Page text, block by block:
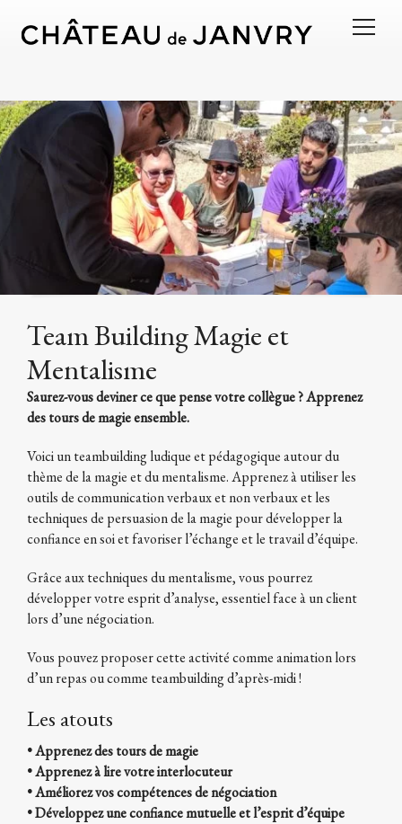
Team Building Magie et
Mentalisme
Saurez-vous deviner ce que pense votre collègue ? Apprenez
des tours de magie ensemble.
Voici un teambuilding ludique et pédagogique autour du
thème de la magie et du mentalisme. Apprenez à utiliser les
outils de communication verbaux et non verbaux et les
techniques de persuasion de la magie pour développer la
confiance en soi et favoriser l’échange et le travail d’équipe.
Grâce aux techniques du mentalisme, vous pourrez
développer votre esprit d’analyse, essentiel face à un client
lors d’une négociation.
Vous pouvez proposer cette activité comme animation lors
d’un repas ou comme teambuilding d’après-midi !
Les atouts
• Apprenez des tours de magie
• Apprenez à lire votre interlocuteur
• Améliorez vos compétences de négociation
• Développez une confiance mutuelle et l’esprit d’équipe